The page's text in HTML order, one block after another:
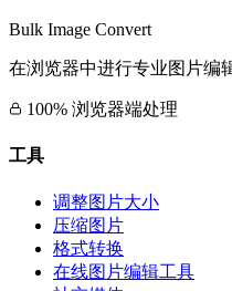
Bulk Image Convert
在浏览器中进行专业图片编
100% 浏览器端处理
工具
调整图片大小
压缩图片
格式转换
在线图片编辑工具